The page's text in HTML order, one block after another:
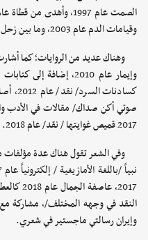
وقيامات الدم عام 2003، وما بين زحل وكماة عام 2004،
وإيمار عام 2010،
2017 قميص غوايتها / نقد/ عام 2018.
النقد في وجهه المختلف/، مشاركة
وإيران رسالتي ماجستير في شعري.